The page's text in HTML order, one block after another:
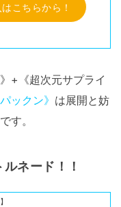
こちらから！
+《超次元サプライ
ックン》 は展開と妨
す。
ネード！！